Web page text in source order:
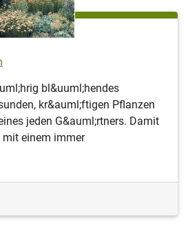
bl&uuml;hendes
kr&auml;ftigen Pflanzen
jeden G&auml;rtners. Damit
mit einem immer